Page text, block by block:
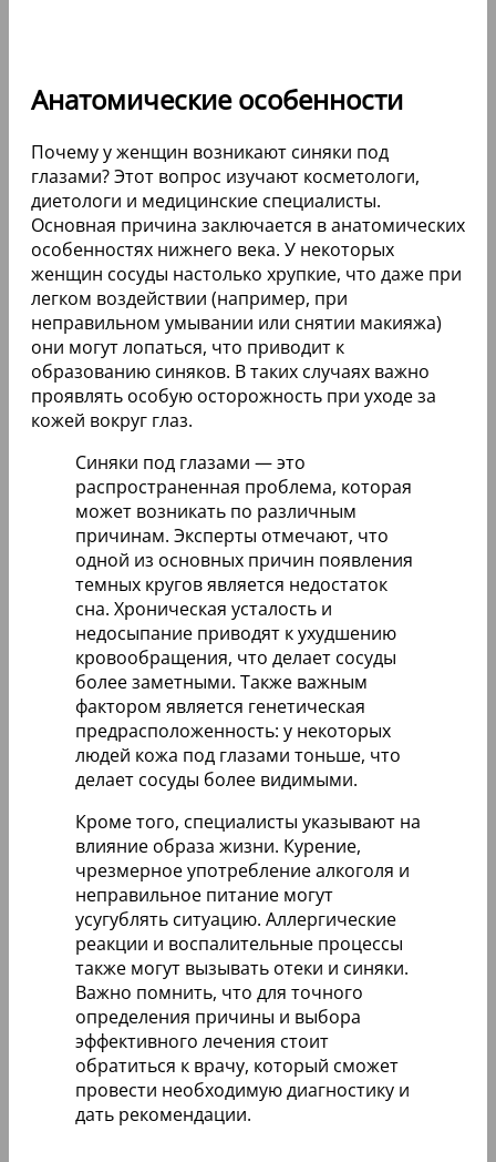
Анатомические особенности
Почему у женщин возникают синяки под
глазами? Этот вопрос изучают косметологи,
диетологи и медицинские специалисты.
Основная причина заключается в анатомических
особенностях нижнего века. У некоторых
женщин сосуды настолько хрупкие, что даже при
легком воздействии (например, при
неправильном умывании или снятии макияжа)
они могут лопаться, что приводит к
образованию синяков. В таких случаях важно
проявлять особую осторожность при уходе за
кожей вокруг глаз.
Синяки под глазами — это
распространенная проблема, которая
может возникать по различным
причинам. Эксперты отмечают, что
одной из основных причин появления
темных кругов является недостаток
сна. Хроническая усталость и
недосыпание приводят к ухудшению
кровообращения, что делает сосуды
более заметными. Также важным
фактором является генетическая
предрасположенность: у некоторых
людей кожа под глазами тоньше, что
делает сосуды более видимыми.
Кроме того, специалисты указывают на
влияние образа жизни. Курение,
чрезмерное употребление алкоголя и
неправильное питание могут
усугублять ситуацию. Аллергические
реакции и воспалительные процессы
также могут вызывать отеки и синяки.
Важно помнить, что для точного
определения причины и выбора
эффективного лечения стоит
обратиться к врачу, который сможет
провести необходимую диагностику и
дать рекомендации.